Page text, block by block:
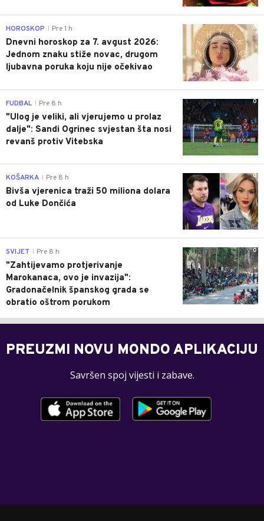
0
HOROSKOP Pre 1 h
Dnevni horoskop za 7. avgust 2026:
Jednom znaku stiže novac, drugom
ljubavna poruka koju nije očekivao
0
FUDBAL Pre 8 h
"Ulog je veliki, ali vjerujemo u prolaz
dalje": Sandi Ogrinec svjestan šta nosi
revanš protiv Vitebska
0
KOŠARKA Pre 8 h
Bivša vjerenica traži 50 miliona dolara
od Luke Dončića
0
SVIJET Pre 8 h
"Zahtijevamo protjerivanje
Marokanaca, ovo je invazija":
Gradonačelnik španskog grada se
obratio oštrom porukom
PREUZMI NOVU MONDO APLIKACIJU
Savršen spoj vijesti i zabave.